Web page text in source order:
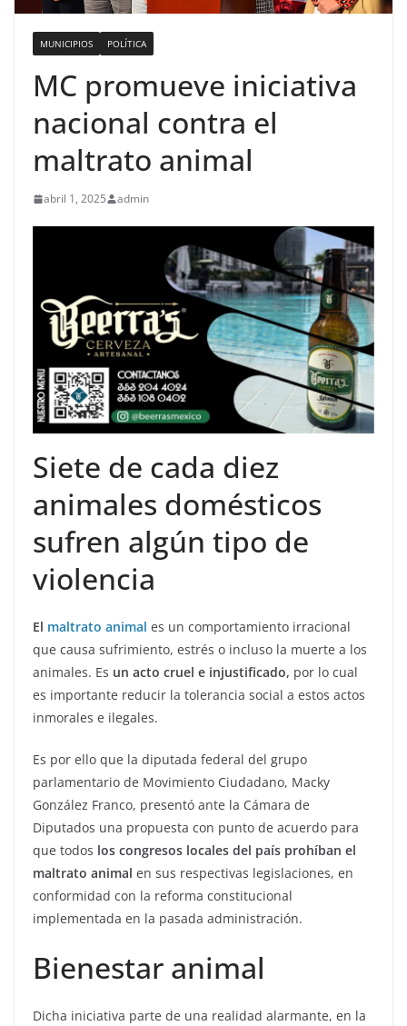
MUNICIPIOS POLÍTICA
MC promueve iniciativa
nacional contra el
maltrato animal
abril 1, 2025 admin
Siete de cada diez
animales domésticos
sufren algún tipo de
violencia
El maltrato animal es un comportamiento irracional
que causa sufrimiento, estrés o incluso la muerte a los
animales. Es un acto cruel e injustificado, por lo cual
es importante reducir la tolerancia social a estos actos
inmorales e ilegales.
Es por ello que la diputada federal del grupo
parlamentario de Movimiento Ciudadano, Macky
González Franco, presentó ante la Cámara de
Diputados una propuesta con punto de acuerdo para
que todos los congresos locales del país prohíban el
maltrato animal en sus respectivas legislaciones, en
conformidad con la reforma constitucional
implementada en la pasada administración.
Bienestar animal
Dicha iniciativa parte de una realidad alarmante, en la